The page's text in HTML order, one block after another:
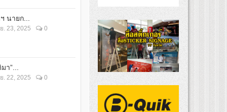
นายก...
. 23, 2025 0
า”...
. 22, 2025 0